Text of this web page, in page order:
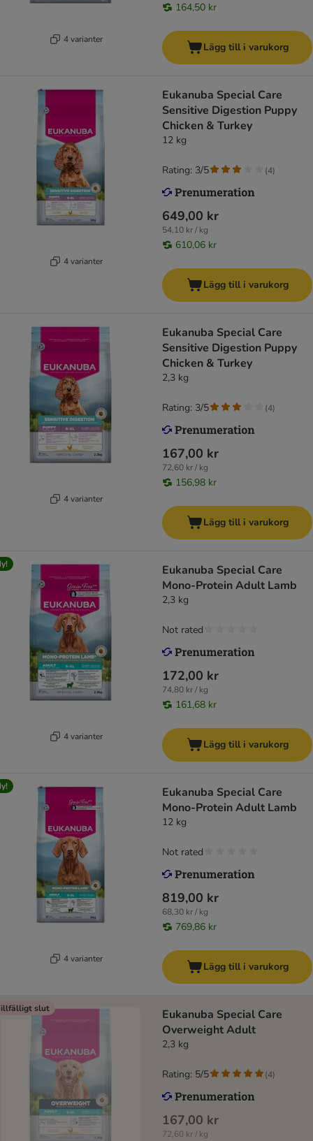
4 varianter
164,50 kr
Lägg till i varukorg
4 varianter
Eukanuba Special Care
Sensitive Digestion Puppy
Chicken & Turkey
12 kg
649,00 kr
54,10 kr / kg
610,06 kr
Rating: 3/5 (4)
Lägg till i varukorg
4 varianter
Eukanuba Special Care
Sensitive Digestion Puppy
Chicken & Turkey
2,3 kg
167,00 kr
72,60 kr / kg
156,98 kr
Rating: 3/5 (4)
Lägg till i varukorg
4 varianter
Eukanuba Special Care
Mono-Protein Adult Lamb
2,3 kg
172,00 kr
74,80 kr / kg
161,68 kr
Not rated
Lägg till i varukorg
4 varianter
Eukanuba Special Care
Mono-Protein Adult Lamb
12 kg
819,00 kr
68,30 kr / kg
769,86 kr
Not rated
Lägg till i varukorg
slut
Eukanuba Special Care
Overweight Adult
2,3 kg
167,00 kr
72,60 kr / kg
Rating: 5/5 (4)